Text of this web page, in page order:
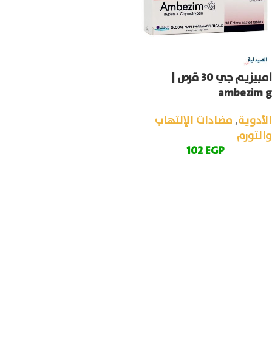
امبيزيم جي 30 قرص |
ambezim g
الأدوية, مضادات الإلتهاب
والتورم
102EGP